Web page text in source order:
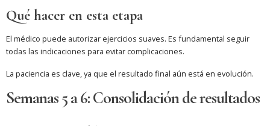
Qué hacer en esta etapa
El médico puede autorizar ejercicios suaves. Es fundamental seguir
todas las indicaciones para evitar complicaciones.
La paciencia es clave, ya que el resultado final aún está en evolución.
Semanas 5 a 6: Consolidación de resultados